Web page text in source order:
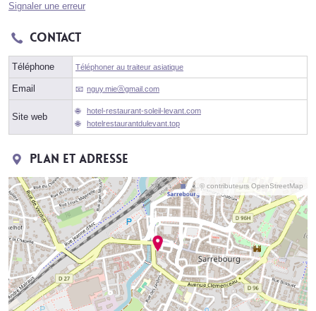
Signaler une erreur
Contact
Téléphone Téléphoner au traiteur asiatique
Email nguy.mieⓐgmail.com
Site web
hotel-restaurant-soleil-levant.com
hotelrestaurantdulevant.top
Plan et adresse
© contributeurs OpenStreetMap